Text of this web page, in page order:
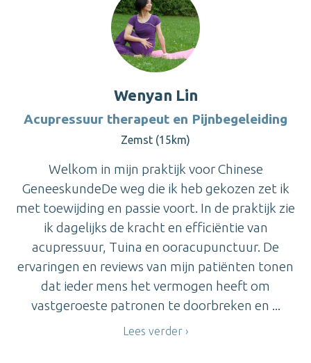
Wenyan Lin
Acupressuur therapeut en Pijnbegeleiding
Zemst (15km)
Welkom in mijn praktijk voor Chinese
GeneeskundeDe weg die ik heb gekozen zet ik
met toewijding en passie voort. In de praktijk zie
ik dagelijks de kracht en efficiëntie van
acupressuur, Tuina en ooracupunctuur. De
ervaringen en reviews van mijn patiënten tonen
dat ieder mens het vermogen heeft om
vastgeroeste patronen te doorbreken en ...
Lees verder